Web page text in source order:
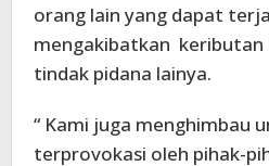
orang lain yang dapat
mengakibatkan keributan
tindak pidana lainya.
“ Kami juga menghimbau
terprovokasi oleh pihak-